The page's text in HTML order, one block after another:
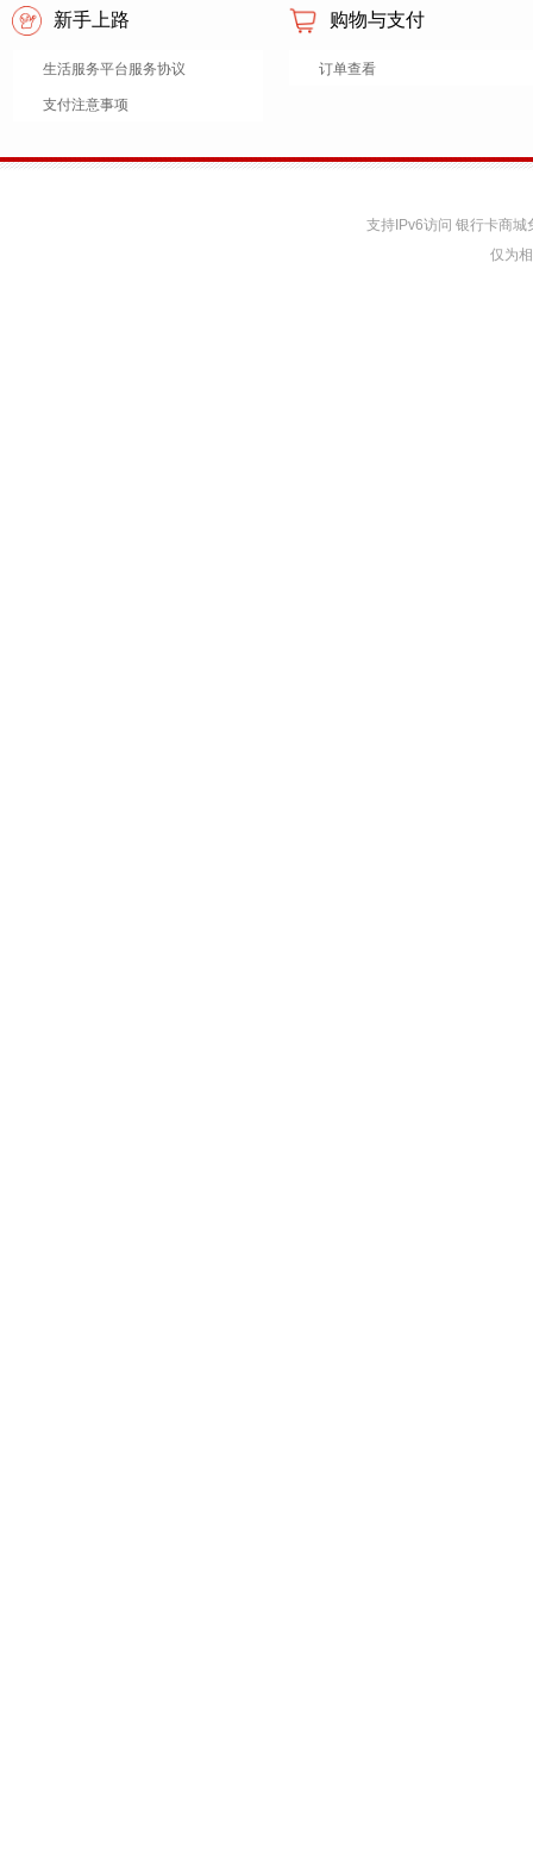
新手上路
生活服务平台服务协议
支付注意事项
购物与支付
订单查看
支持IPv6访问 银行卡商
仅为